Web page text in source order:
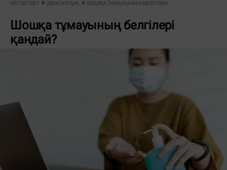
НЕГІЗГІ БЕТ ДЕНСАУЛЫҚ ШОШҚА ТҰМАУЫНЫҢ БЕЛГІЛЕРІ...
Шошқа тұмауының белгілері
қандай?